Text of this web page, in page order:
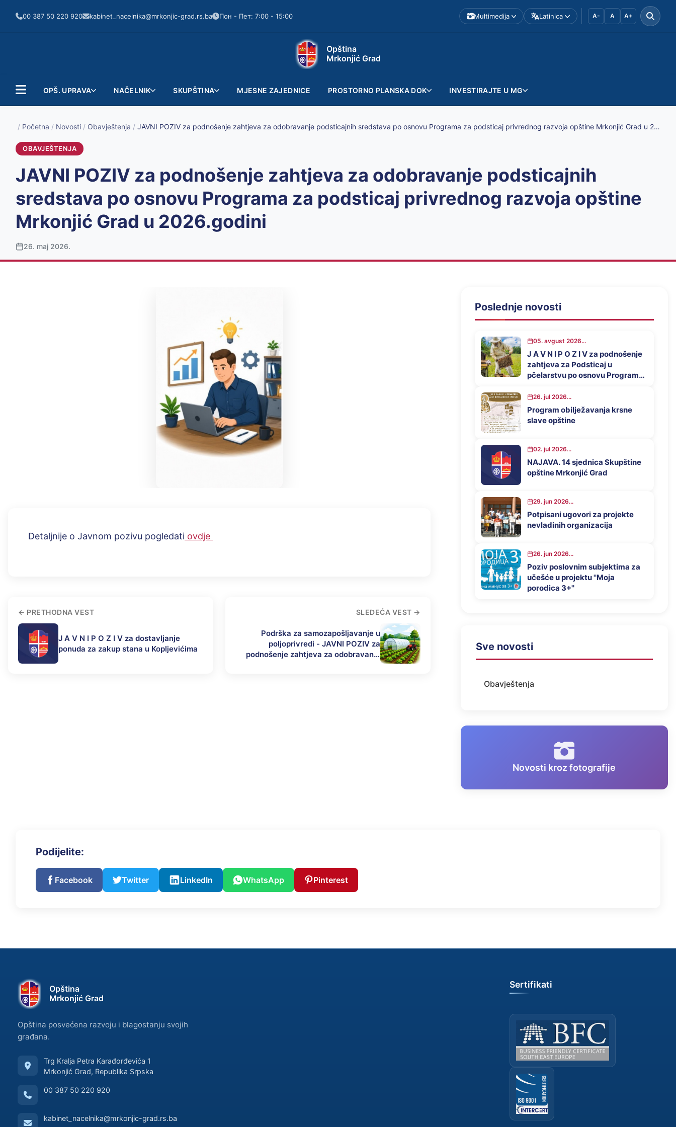
00 387 50 220 920 kabinet_nacelnika@mrkonjic-grad.rs.ba Пон - Пет: 7:00 - 15:00 Multimedija Latinica A- A A+
Opština
Mrkonjić Grad
OPŠ. UPRAVA NAČELNIK SKUPŠTINA MJESNE ZAJEDNICE PROSTORNO PLANSKA DOK INVESTIRAJTE U MG
/ Početna / Novosti / Obavještenja / JAVNI POZIV za podnošenje zahtjeva za odobravanje podsticajnih sredstava po osnovu Programa za podsticaj privrednog razvoja opštine Mrkonjić Grad u 2026.godini
OBAVJEŠTENJA
JAVNI POZIV za podnošenje zahtjeva za odobravanje podsticajnih
sredstava po osnovu Programa za podsticaj privrednog razvoja opštine
Mrkonjić Grad u 2026.godini
26. maj 2026.
Detaljnije o Javnom pozivu pogledati ovdje
PRETHODNA VEST
J A V N I P O Z I V za dostavljanje
ponuda za zakup stana u Kopljevićima
SLEDEĆA VEST
Podrška za samozapošljavanje u
poljoprivredi - JAVNI POZIV za
podnošenje zahtjeva za odobravanje
Poslednje novosti
05. avgust 2026...
J A V N I P O Z I V za podnošenje
zahtjeva za Podsticaj u
pčelarstvu po osnovu Programa
opštine Mrkonjić Grad u 2026.
godini
26. jul 2026...
Program obilježavanja krsne
slave opštine
02. jul 2026...
NAJAVA. 14 sjednica Skupštine
opštine Mrkonjić Grad
29. jun 2026...
Potpisani ugovori za projekte
nevladinih organizacija
26. jun 2026...
Poziv poslovnim subjektima za
učešće u projektu ''Moja
porodica 3+''
Sve novosti
Obavještenja
Novosti kroz fotografije
Podijelite:
Facebook Twitter LinkedIn WhatsApp Pinterest
Opština
Mrkonjić Grad
Opština posvećena razvoju i blagostanju svojih
građana.
Trg Kralja Petra Karađorđevića 1
Mrkonjić Grad, Republika Srpska
00 387 50 220 920
kabinet_nacelnika@mrkonjic-grad.rs.ba
Sertifikati